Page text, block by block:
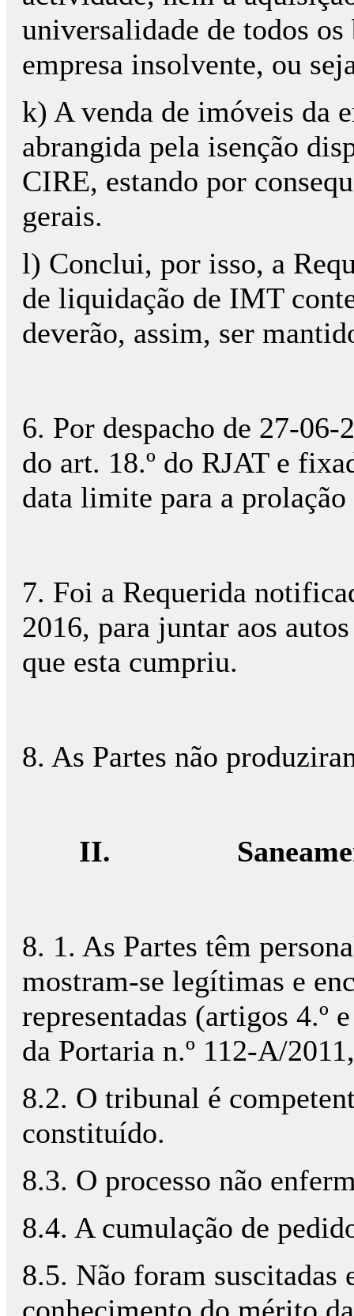
universalidade de todos
empresa insolvente, ou
k) A venda de imóveis da
abrangida pela isenção
CIRE, estando por
gerais.
l) Conclui, por isso, a
de liquidação de IMT
deverão, assim, ser
6. Por despacho de 27-
do art. 18.º do RJAT e
data limite para a
7. Foi a Requerida
2016, para juntar aos
que esta cumpriu.
8. As Partes não
II.
8. 1. As Partes têm
mostram-se legítimas e
representadas (artigos 4.º
da Portaria n.º 112-A/
8.2. O tribunal é
constituído.
8.3. O processo não
8.4. A cumulação de
8.5. Não foram suscitadas